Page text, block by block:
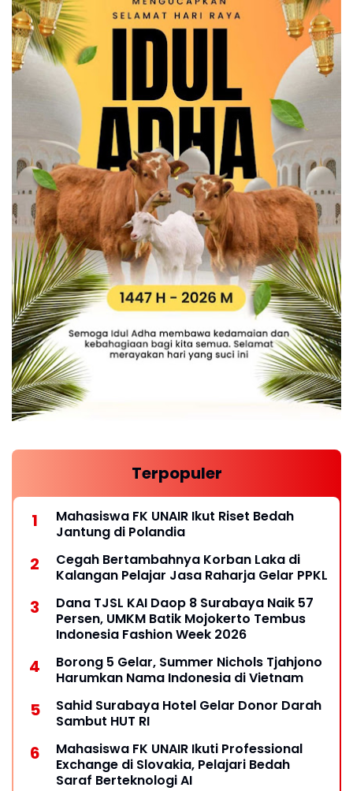
Terpopuler
Mahasiswa FK UNAIR Ikut Riset Bedah
Jantung di Polandia
Cegah Bertambahnya Korban Laka di
Kalangan Pelajar Jasa Raharja Gelar PPKL
Dana TJSL KAI Daop 8 Surabaya Naik 57
Persen, UMKM Batik Mojokerto Tembus
Indonesia Fashion Week 2026
Borong 5 Gelar, Summer Nichols Tjahjono
Harumkan Nama Indonesia di Vietnam
Sahid Surabaya Hotel Gelar Donor Darah
Sambut HUT RI
Mahasiswa FK UNAIR Ikuti Professional
Exchange di Slovakia, Pelajari Bedah
Saraf Berteknologi AI